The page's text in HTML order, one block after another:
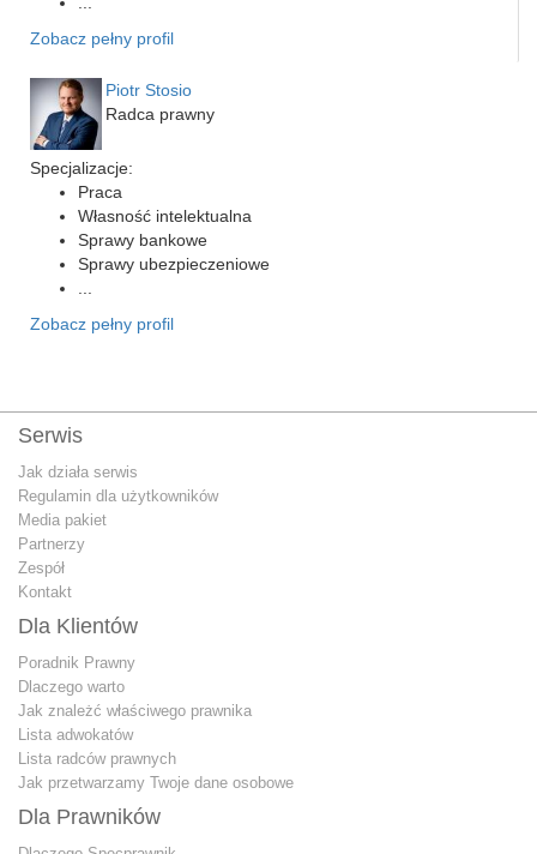
Zobacz pełny profil
Piotr Stosio
Radca prawny
Specjalizacje:
Praca
Własność intelektualna
Sprawy bankowe
Sprawy ubezpieczeniowe
Zobacz pełny profil
Serwis
Jak działa serwis
Regulamin dla użytkowników
Media pakiet
Partnerzy
Zespół
Kontakt
Dla Klientów
Poradnik Prawny
Dlaczego warto
Jak znależć właściwego prawnika
Lista adwokatów
Lista radców prawnych
Jak przetwarzamy Twoje dane osobowe
Dla Prawników